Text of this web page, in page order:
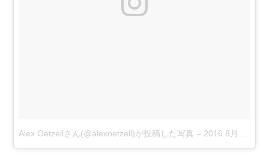
Alex Oetzellさん(@alexoetzell)が投稿した写真 – 2016 8月 15 2:11午後 PDT